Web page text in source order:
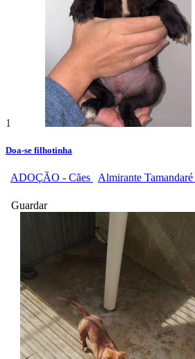
1
Doa-se filhotinha
ADOÇÃO - Cães Almirante Tamandaré
Guardar